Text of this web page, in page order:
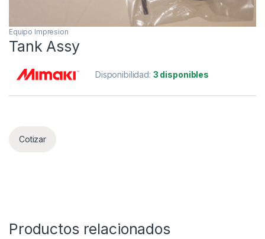
Equipo Impresion
Tank Assy
Disponibilidad: 3 disponibles
Cotizar
Productos relacionados